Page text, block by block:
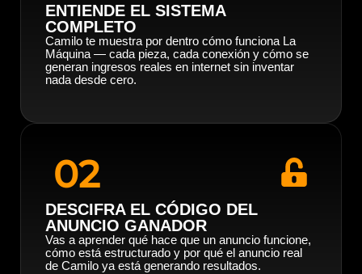
ENTIENDE EL SISTEMA
COMPLETO
Camilo te muestra por dentro cómo funciona La
Máquina — cada pieza, cada conexión y cómo se
generan ingresos reales en internet sin inventar
nada desde cero.
02
DESCIFRA EL CÓDIGO DEL
ANUNCIO GANADOR
Vas a aprender qué hace que un anuncio funcione,
cómo está estructurado y por qué el anuncio real
de Camilo ya está generando resultados.